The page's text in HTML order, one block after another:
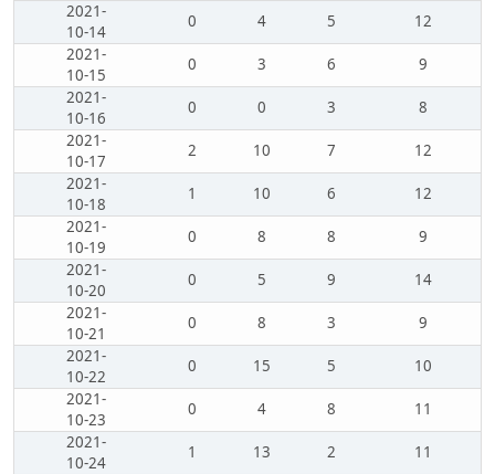
2021-
10-14
0 4 5
12
2021-
10-15
0 3 6
9
2021-
10-16
0 0 3
8
2021-
10-17
2 10 7
12
2021-
10-18
1 10 6
12
2021-
10-19
0 8 8
9
2021-
10-20
0 5 9
14
2021-
10-21
0 8 3
9
2021-
10-22
0 15 5
10
2021-
10-23
0 4 8
11
2021-
10-24
1 13 2
11